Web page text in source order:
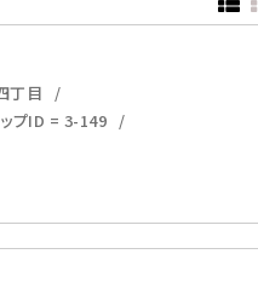
丁目
プID = 3-149